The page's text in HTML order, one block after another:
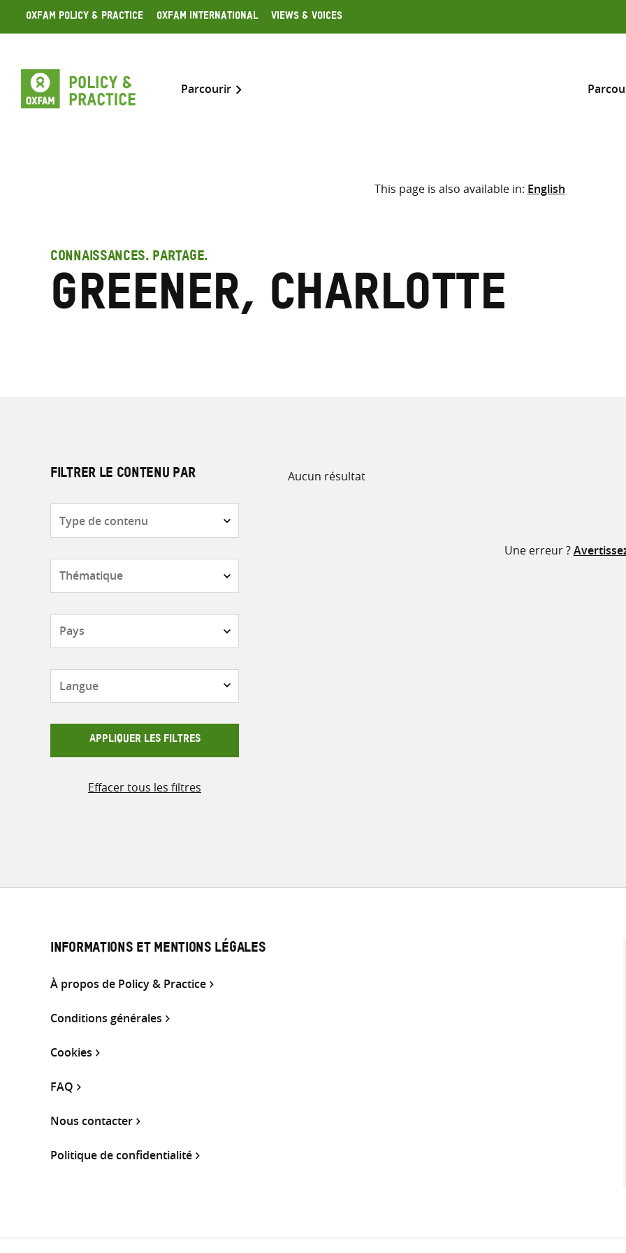
Skip
to
Oxfam Policy & Practice Oxfam International Views & Voices
Parcourir
Inclure
Sélectionner l’emplacement
termes
This page is also available in: English
CONNAISSANCES. PARTAGE.
Greener, Charlotte
FILTRER LE CONTENU PAR
de
APPLIQUER LES FILTRES
Effacer tous les filtres
Aucun résultat
Une erreur ?
INFORMATIONS ET MENTIONS LÉGALES
À propos de Policy & Practice
Conditions générales
Cookies
FAQ
Nous contacter
Politique de confidentialité